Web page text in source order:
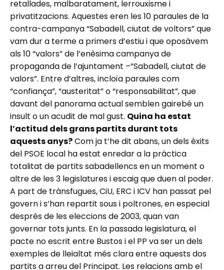
retallades, malbaratament, lerrouxisme i
privatitzacions. Aquestes eren les 10 paraules de la
contra-campanya “Sabadell, ciutat de voltors” que
vam dur a terme a primers d’estiu i que oposàvem
als 10 “valors” de l’enèsima campanya de
propaganda de l’ajuntament –”Sabadell, ciutat de
valors”. Entre d’altres, incloïa paraules com
“confiança”, “austeritat” o “responsabilitat”, que
davant del panorama actual semblen gairebé un
insult o un acudit de mal gust. Quina ha estat
l’actitud dels grans partits durant tots
aquests anys?Com ja t’he dit abans, un dels èxits
del PSOE local ha estat enredar a la pràctica
totalitat de partits sabadellencs en un moment o
altre de les 3 legislatures i escaig que duen al poder.
A part de trànsfugues, CiU, ERC i ICV han passat pel
govern i s’han repartit sous i poltrones, en especial
després de les eleccions de 2003, quan van
governar tots junts. En la passada legislatura, el
pacte no escrit entre Bustos i el PP va ser un dels
exemples de lleialtat més clara entre aquests dos
partits a arreu del Principat. Les relacions amb el